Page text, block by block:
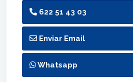
622 51 43 03
Enviar Email
Whatsapp